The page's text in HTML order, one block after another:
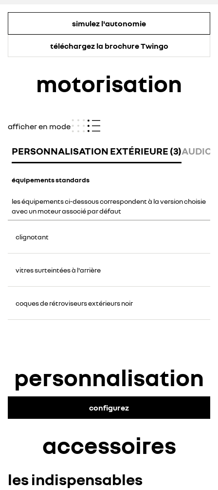
simulez l'autonomie
téléchargez la brochure Twingo
motorisation
afficher en mode
PERSONNALISATION EXTÉRIEURE (3)AUDIO
équipements standards
les équipements ci-dessous correspondent à la version choisie
avec un moteur associé par défaut
clignotant
vitres surteintées à l'arrière
coques de rétroviseurs extérieurs noir
personnalisation
configurez
accessoires
les indispensables